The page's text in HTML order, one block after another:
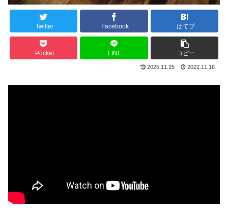
Twitter Facebook はてブ
Pocket LINE コピー
2025.11.25 2022.11.16